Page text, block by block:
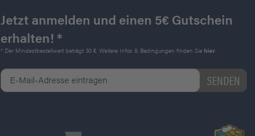
Jetzt anmelden und einen 5€ Gutschein
erhalten! *
* Der Mindestbestellwert beträgt 30 €. Weitere Infos & Bedingungen finden Sie hier.